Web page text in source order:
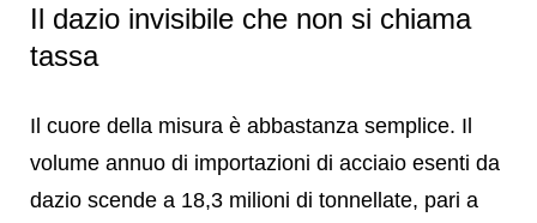
Il dazio invisibile che non si chiama
tassa
Il cuore della misura è abbastanza semplice. Il
volume annuo di importazioni di acciaio esenti da
dazio scende a 18,3 milioni di tonnellate, pari a